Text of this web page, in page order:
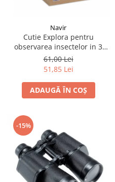
Navir
Cutie Explora pentru
observarea insectelor in 3
directii, Navir
61,00 Lei
51,85 Lei
ADAUGĂ ÎN COȘ
-15%